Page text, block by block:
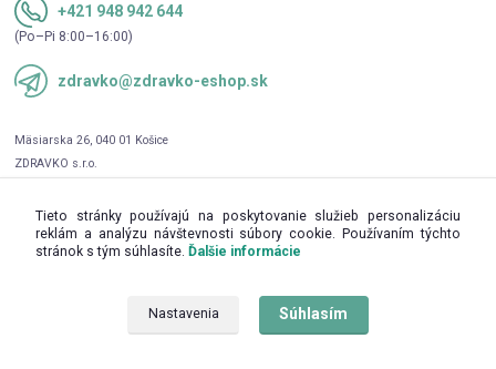
+421 948 942 644
(Po–Pi 8:00–16:00)
zdravko@zdravko-eshop.sk
Upravit sběr cookies.
Tieto stránky používajú na poskytovanie služieb personalizáciu
reklám a analýzu návštevnosti súbory cookie. Používaním týchto
stránok s tým súhlasíte. Ďalšie informácie
Nastavenia Súhlasím